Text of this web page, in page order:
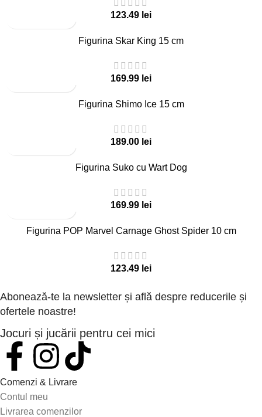
lei
Figurina Skar King 15 cm
lei
Figurina Shimo Ice 15 cm
lei
Figurina Suko cu Wart Dog
lei
Figurina POP Marvel Carnage Ghost Spider 10 cm
lei
Abonează-te la newsletter și află despre reducerile și
ofertele noastre!
Jocuri și jucării pentru cei mici
Comenzi & Livrare
Contul meu
Livrarea comenzilor